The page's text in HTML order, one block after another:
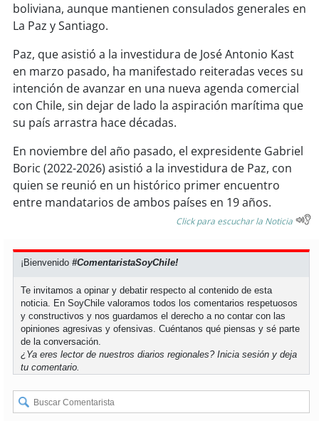
boliviana, aunque mantienen consulados generales en
La Paz y Santiago.
Paz, que asistió a la investidura de José Antonio Kast
en marzo pasado, ha manifestado reiteradas veces su
intención de avanzar en una nueva agenda comercial
con Chile, sin dejar de lado la aspiración marítima que
su país arrastra hace décadas.
En noviembre del año pasado, el expresidente Gabriel
Boric (2022-2026) asistió a la investidura de Paz, con
quien se reunió en un histórico primer encuentro
entre mandatarios de ambos países en 19 años.
Click para escuchar la Noticia
¡Bienvenido#ComentaristaSoyChile!
Te invitamos a opinar y debatir respecto al contenido de esta
noticia. En SoyChile valoramos todos los comentarios respetuosos
y constructivos y nos guardamos el derecho a no contar con las
opiniones agresivas y ofensivas. Cuéntanos qué piensas y sé parte
de la conversación.
¿Ya eres lector de nuestros diarios regionales?Inicia sesión y deja
tu comentario.